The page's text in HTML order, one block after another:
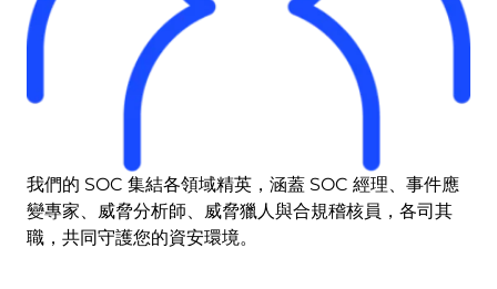
我們的 SOC 集結各領域精英，涵蓋 SOC 經理、事件應
變專家、威脅分析師、威脅獵人與合規稽核員，各司其
職，共同守護您的資安環境。